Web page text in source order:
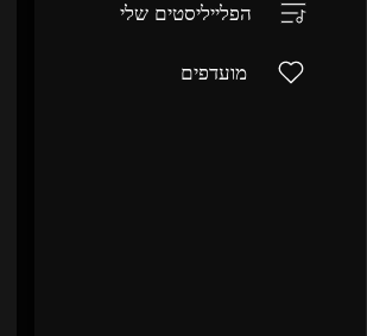
הפלייליסטים שלי
מועדפים